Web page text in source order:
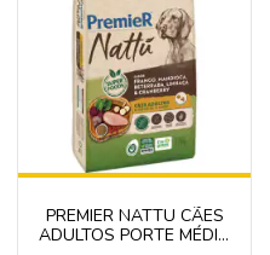
PREMIER NATTU CÃES
ADULTOS PORTE MÉDIO